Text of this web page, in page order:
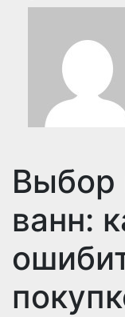
Выбор
ванн: